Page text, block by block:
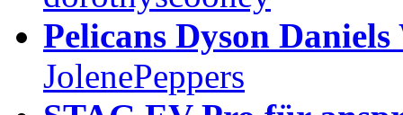
Pelicans Dyson
JolenePeppers